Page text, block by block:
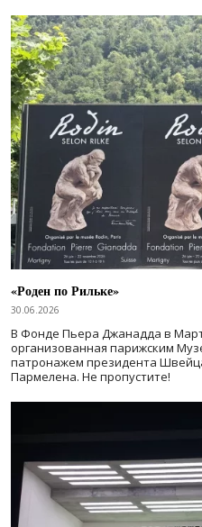
«Роден по Рильке»
30.06.2026
В Фонде Пьера Джанадда в
организованная парижским
патронажем президента
Пармелена. Не пропустите!